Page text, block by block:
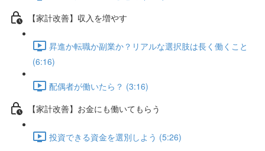
【家計改善】収入を増やす
昇進か転職か副業か？リアルな選択肢は長く働くこと
(6:16)
配偶者が働いたら？ (3:16)
【家計改善】お金にも働いてもらう
投資できる資金を選別しよう (5:26)